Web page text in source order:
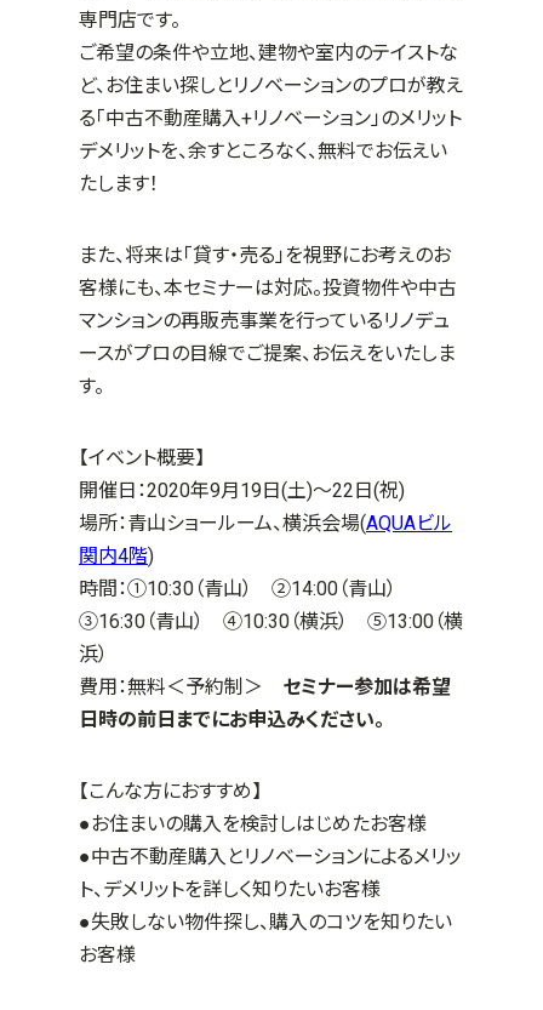
専門店です。
ご希望の条件や立地、建物や室内のテイストな
ど、お住まい探しとリノベーションのプロが教え
る「中古不動産購入+リノベーション」のメリット
デメリットを、余すところなく、無料でお伝えい
たします！
また、将来は「貸す・売る」を視野にお考えのお
客様にも、本セミナーは対応。投資物件や中古
マンションの再販売事業を行っているリノデュ
ースがプロの目線でご提案、お伝えをいたしま
す。
【イベント概要】
開催日：2020年9月19日(土)～22日(祝)
場所：青山ショールーム、横浜会場(AQUAビル
関内4階)
時間：①10:30（青山） ②14:00（青山）
③16:30（青山） ④10:30（横浜） ⑤13:00（横
浜）
費用：無料＜予約制＞ セミナー参加は希望
日時の前日までにお申込みください。
【こんな方におすすめ】
●お住まいの購入を検討しはじめたお客様
●中古不動産購入とリノベーションによるメリッ
ト、デメリットを詳しく知りたいお客様
●失敗しない物件探し、購入のコツを知りたい
お客様